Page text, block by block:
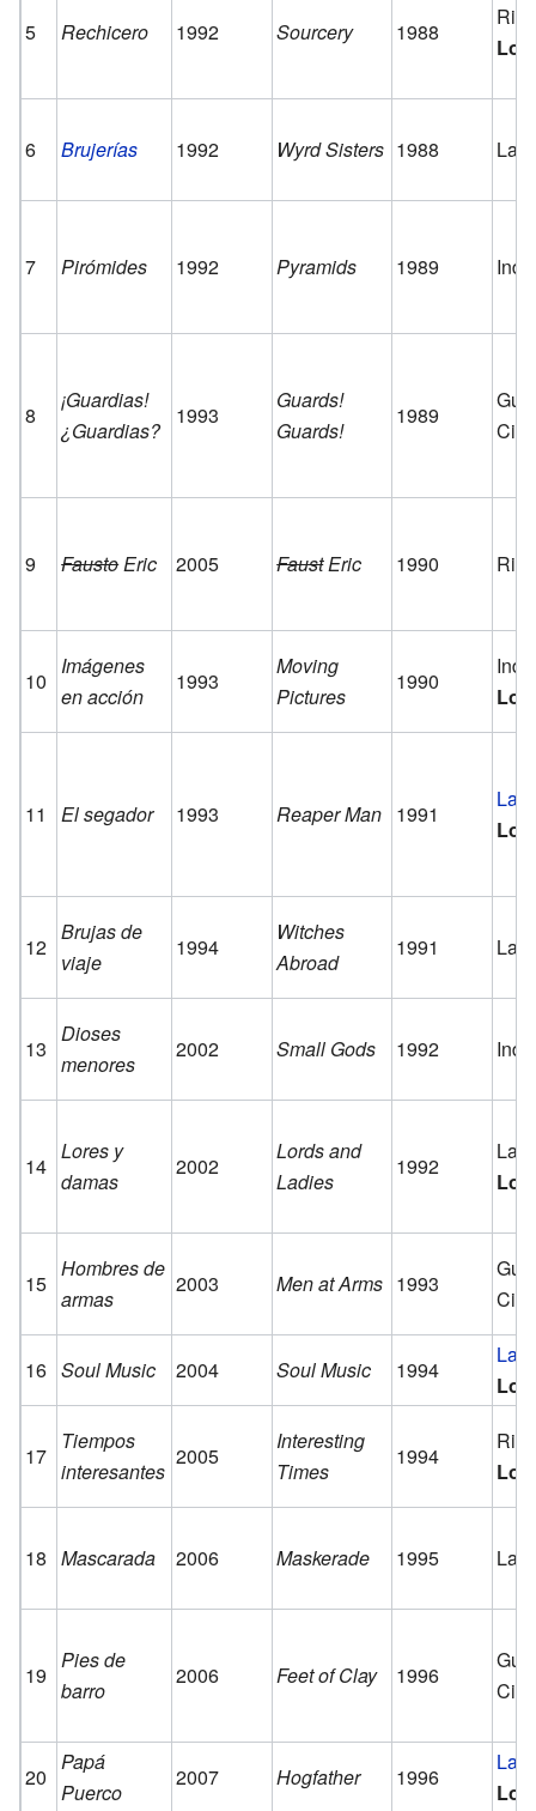
5 Rechicero 1992 Sourcery 1988
Los
6 Brujerías 1992 Wyrd Sisters 1988 Las
7 Pirómides 1992 Pyramids 1989
8
¡Guardias!
¿Guardias?
1993
Guards!
Guards!
1989
9 FaustoEric 2005 FaustEric 1990
10
Imágenes
en acción
1993
Moving
Pictures
1990
Los
11 El segador 1993 Reaper Man 1991
La
Los
12
Brujas de
viaje
1994
Witches
Abroad
1991 Las
13
Dioses
menores
2002 Small Gods 1992
14
Lores y
damas
2002
Lords and
Ladies
1992
Las
Los
15
Hombres de
armas
2003 Men at Arms 1993
16 Soul Music 2004 Soul Music 1994
La
Los
17
Tiempos
interesantes
2005
Interesting
Times
1994
Los
18 Mascarada 2006 Maskerade 1995 Las
19
Pies de
barro
2006 Feet of Clay 1996
20
Papá
Puerco
2007 Hogfather 1996
La
Los